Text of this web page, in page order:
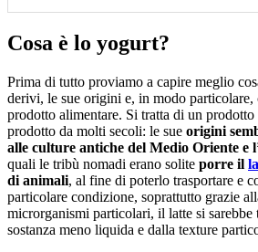
Cosa è lo yogurt?
Prima di tutto proviamo a capire meglio
derivi, le sue origini e, in modo particolare,
prodotto alimentare. Si tratta di un
prodotto da molti secoli: le sue origini
alle culture antiche del Medio Oriente e
quali le tribù nomadi erano solite porre il
di animali, al fine di poterlo trasportare e
particolare condizione, soprattutto grazie
microrganismi particolari, il latte si sarebbe
sostanza meno liquida e dalla texture